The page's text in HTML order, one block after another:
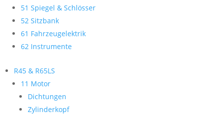
51 Spiegel & Schlösser
52 Sitzbank
61 Fahrzeugelektrik
62 Instrumente
R45 & R65LS
11 Motor
Dichtungen
Zylinderkopf